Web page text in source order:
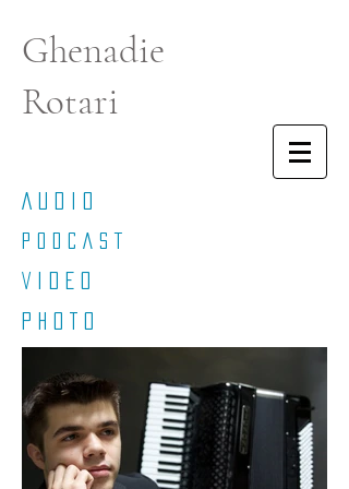
Ghenadie
Rotari
A U D I O
P O D C A S T
V I D E O
P H O T O